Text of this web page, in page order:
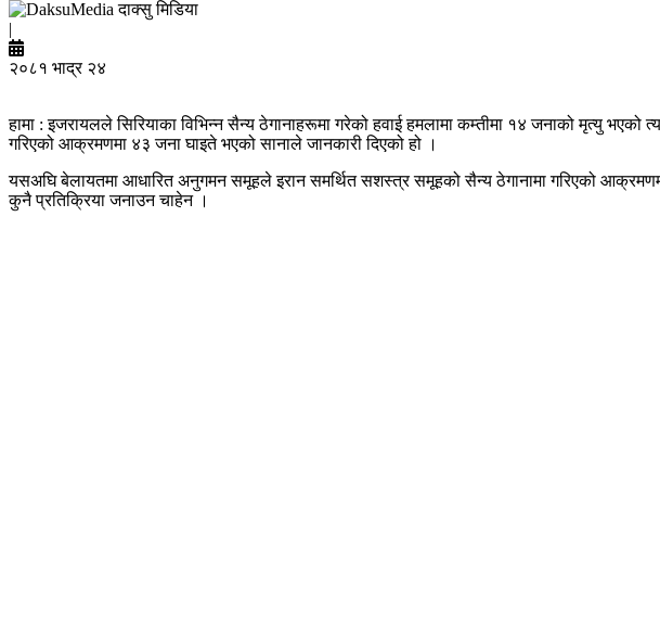
दाक्सु मिडिया
|
२०८१ भाद्र २४
हामा : इजरायलले सिरियाका विभिन्न सैन्य ठेगानाहरूमा गरेको हवाई हमलामा कम्तीमा १४ जनाको मृत्यु भएको
गरिएको आक्रमणमा ४३ जना घाइते भएको सानाले जानकारी दिएको हो ।
यसअघि बेलायतमा आधारित अनुगमन समूहले इरान समर्थित सशस्त्र समूहको सैन्य ठेगानामा गरिएको
कुनै प्रतिक्रिया जनाउन चाहेन ।